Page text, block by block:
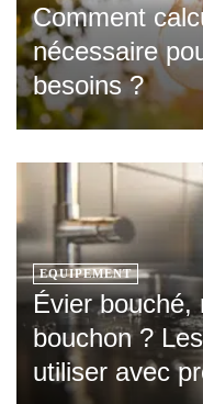
Comment
nécessaire
besoins ?
EQUIPEMENT
Évier bouché,
bouchon ?
utiliser avec